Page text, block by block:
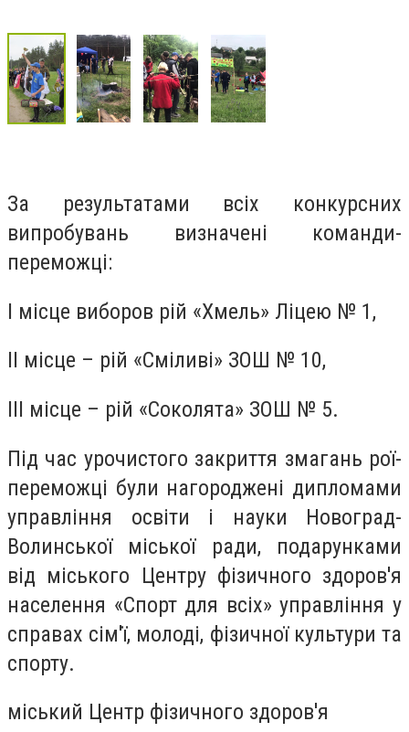
За результатами всіх конкурсних
випробувань визначені команди-
переможці:
І місце виборов рій «Хмель» Ліцею № 1,
ІІ місце – рій «Сміливі» ЗОШ № 10,
ІІІ місце – рій «Соколята» ЗОШ № 5.
Під час урочистого закриття змагань рої-
переможці були нагороджені дипломами
управління освіти і науки Новоград-
Волинської міської ради, подарунками
від міського Центру фізичного здоров'я
населення «Спорт для всіх» управління у
справах сім'ї, молоді, фізичної культури та
спорту.
міський Центр фізичного здоров'я